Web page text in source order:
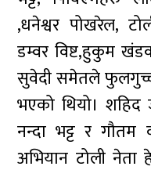
,धनेश्वर पोखरेल,
डम्वर विष्ट,हुकुम
सुवेदी समेतले फुलगुच्चा
भएको थियो। शहिद
नन्दा भट्ट र गौतम
अभियान टोली